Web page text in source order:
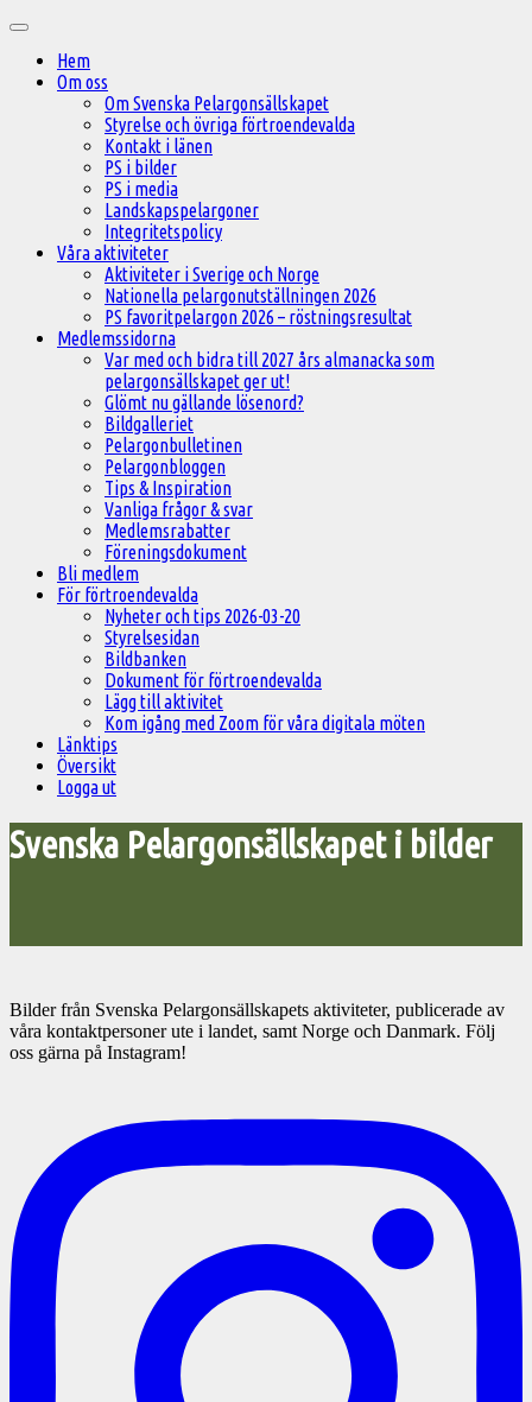
innehåll
Huvudmeny
Hem
Om oss
Om Svenska Pelargonsällskapet
Styrelse och övriga förtroendevalda
Kontakt i länen
PS i bilder
PS i media
Landskapspelargoner
Integritetspolicy
Våra aktiviteter
Aktiviteter i Sverige och Norge
Nationella pelargonutställningen 2026
PS favoritpelargon 2026 – röstningsresultat
Medlemssidorna
Var med och bidra till 2027 års almanacka som
pelargonsällskapet ger ut!
Glömt nu gällande lösenord?
Bildgalleriet
Pelargonbulletinen
Pelargonbloggen
Tips & Inspiration
Vanliga frågor & svar
Medlemsrabatter
Föreningsdokument
Bli medlem
För förtroendevalda
Nyheter och tips 2026-03-20
Styrelsesidan
Bildbanken
Dokument för förtroendevalda
Lägg till aktivitet
Kom igång med Zoom för våra digitala möten
Länktips
Översikt
Logga ut
Svenska Pelargonsällskapet i bilder
Bilder från Svenska Pelargonsällskapets aktiviteter, publicerade av
våra kontaktpersoner ute i landet, samt Norge och Danmark. Följ
oss gärna på Instagram!